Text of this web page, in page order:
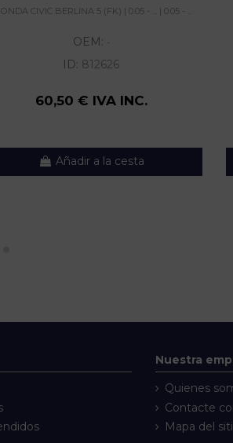
CIVIC BERLINA 5 (FK) | 0.05 - ... | 0.05 - ...
OEM: -
ID: 812626
60,50 € IVA INC.
Añadir a la cesta
Nuestra
Quienes
Contacte
Mapa del